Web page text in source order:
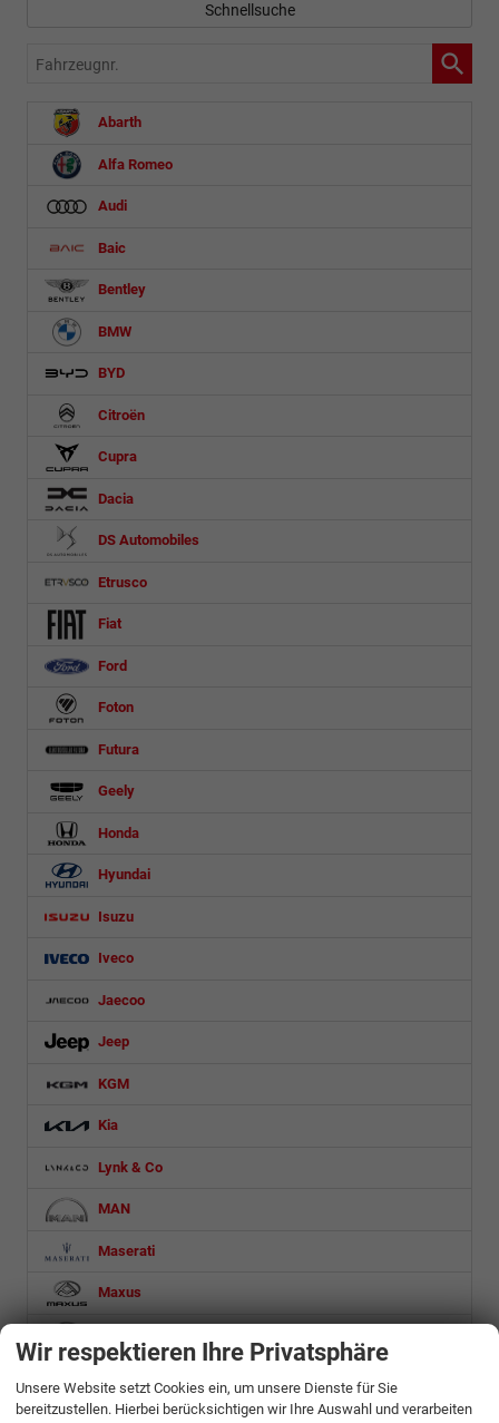
Schnellsuche
Fahrzeugnr.
Abarth
Alfa Romeo
Audi
Baic
Bentley
BMW
BYD
Citroën
Cupra
Dacia
DS Automobiles
Etrusco
Fiat
Ford
Foton
Futura
Geely
Honda
Hyundai
Isuzu
Iveco
Jaecoo
Jeep
KGM
Kia
Lynk & Co
MAN
Maserati
Maxus
MG
Wir respektieren Ihre Privatsphäre
Unsere Website setzt Cookies ein, um unsere Dienste für Sie
bereitzustellen. Hierbei berücksichtigen wir Ihre Auswahl und verarbeiten